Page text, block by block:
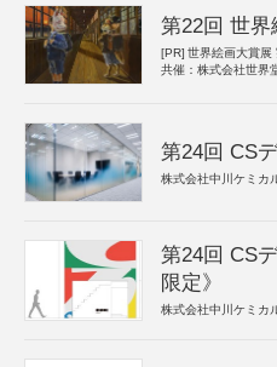
第22回 世界
[PR] 世界絵画大賞展
共催：株式会社世界
第24回 CS
株式会社中川ケミカ
第24回 CS
限定》
株式会社中川ケミカ